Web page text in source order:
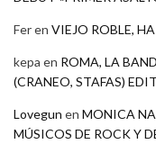
Feren VIEJO ROBLE,
kepa en ROMA, LA
(CRANEO, STAFAS)
Lovegun en MONICA
MÚSICOS DE ROCK Y